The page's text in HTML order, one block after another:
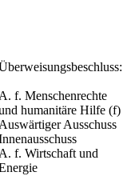
A. f. Menschenrechte
humanitäre Hilfe (f)
Auswärtiger Ausschuss
A. f. Wirtschaft und